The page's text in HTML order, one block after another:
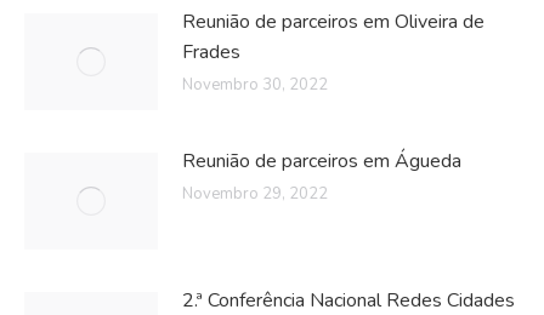
Reunião de parceiros em Oliveira de
Frades
Novembro 30, 2022
Reunião de parceiros em Águeda
Novembro 29, 2022
2.ª Conferência Nacional Redes Cidades